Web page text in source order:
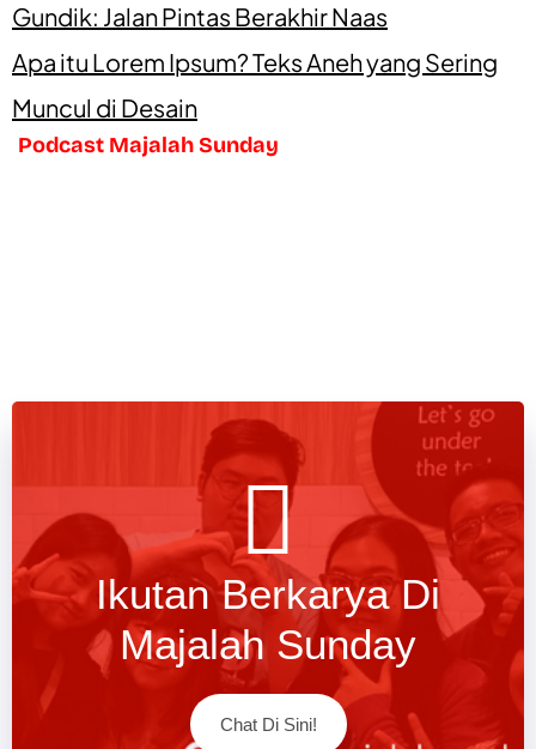
Gundik: Jalan Pintas Berakhir Naas
Apa itu Lorem Ipsum? Teks Aneh yang Sering
Muncul di Desain
Podcast Majalah Sunday
Ikutan Berkarya Di
Majalah Sunday
Chat Di Sini!